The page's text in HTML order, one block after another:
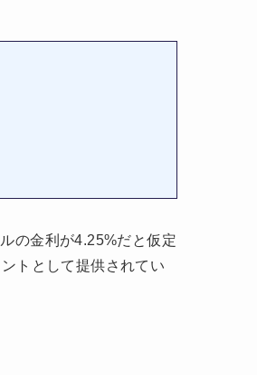
の金利が4.25%だと仮定
トとして提供されてい